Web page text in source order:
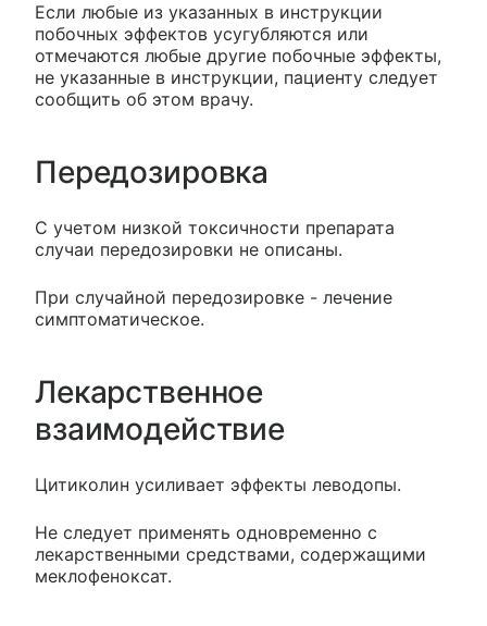
Если любые из указанных в инструкции
побочных эффектов усугубляются или
отмечаются любые другие побочные эффекты,
не указанные в инструкции, пациенту следует
сообщить об этом врачу.
Передозировка
С учетом низкой токсичности препарата
случаи передозировки не описаны.
При случайной передозировке - лечение
симптоматическое.
Лекарственное
взаимодействие
Цитиколин усиливает эффекты леводопы.
Не следует применять одновременно с
лекарственными средствами, содержащими
меклофеноксат.